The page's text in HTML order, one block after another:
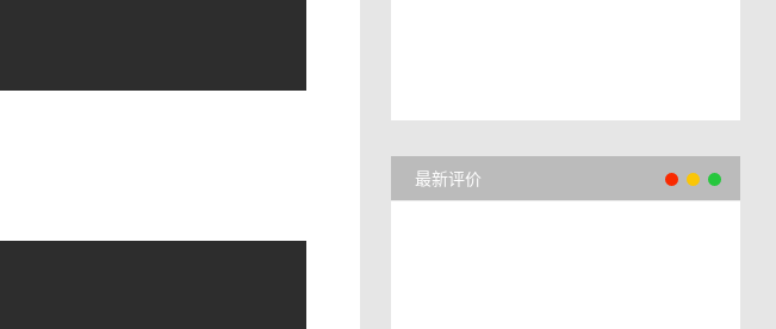
最新评价